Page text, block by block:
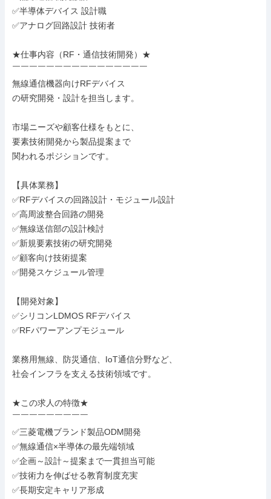
✅半導体デバイス 設計職
✅アナログ回路設計 技術者
★仕事内容（RF・通信技術開発）★
￣￣￣￣￣￣￣￣￣￣￣￣￣￣￣￣
無線通信機器向けRFデバイス
の研究開発・設計を担当します。
市場ニーズや顧客仕様をもとに、
要素技術開発から製品提案まで
関われるポジションです。
【具体業務】
✅RFデバイスの回路設計・モジュール設計
✅高周波整合回路の開発
✅無線送信部の設計検討
✅新規要素技術の研究開発
✅顧客向け技術提案
✅開発スケジュール管理
【開発対象】
✅シリコンLDMOS RFデバイス
✅RFパワーアンプモジュール
業務用無線、防災通信、IoT通信分野など、
社会インフラを支える技術領域です。
★この求人の特徴★
￣￣￣￣￣￣￣￣￣
✅三菱電機ブランド製品ODM開発
✅無線通信×半導体の最先端領域
✅企画～設計～提案まで一貫担当可能
✅技術力を伸ばせる教育制度充実
✅長期安定キャリア形成